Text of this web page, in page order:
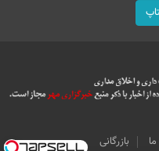
بازرگانی